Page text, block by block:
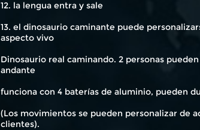
12. la lengua entra y sale
13. el dinosaurio caminante puede
aspecto vivo
Dinosaurio real caminando. 2 personas
andante
funciona con 4 baterías de aluminio, pueden
(Los movimientos se pueden personalizar de
clientes).